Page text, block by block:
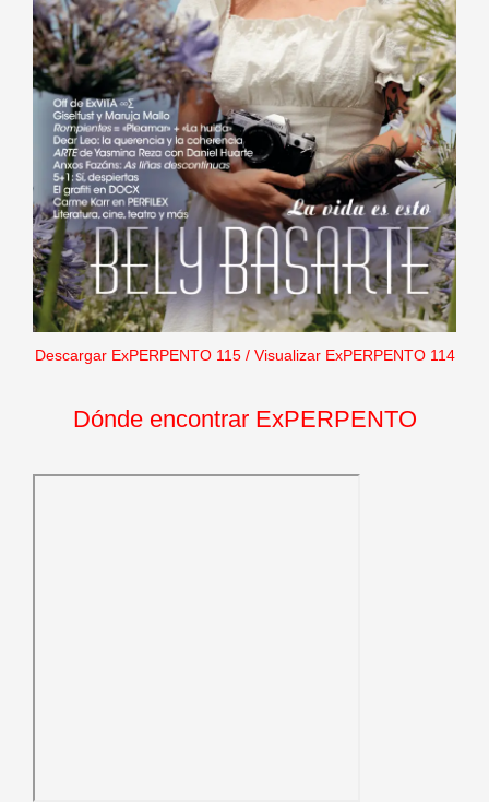
Descargar ExPERPENTO 115/ Visualizar ExPERPENTO 114
Dónde encontrar ExPERPENTO